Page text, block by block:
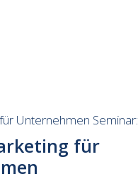
Unternehmen Seminar:
für